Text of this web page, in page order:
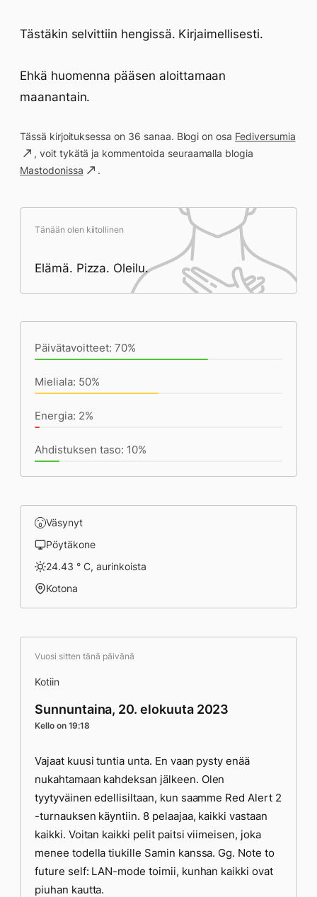
Tästäkin selvittiin hengissä. Kirjaimellisesti.
Ehkä huomenna pääsen aloittamaan
maanantain.
Tässä kirjoituksessa on 36 sanaa. Blogi on osa Fediversumia
, voit tykätä ja kommentoida seuraamalla blogia
Mastodonissa
.
Tänään olen kiitollinen
Elämä. Pizza. Oleilu.
Päivätavoitteet: 70%
Mieliala: 50%
Energia: 2%
Ahdistuksen taso: 10%
Väsynyt
Pöytäkone
24.43 ° C, aurinkoista
Kotona
Vuosi sitten tänä päivänä
Kotiin
Sunnuntaina, 20. elokuuta 2023
Kello on 19:18
Vajaat kuusi tuntia unta. En vaan pysty enää
nukahtamaan kahdeksan jälkeen. Olen
tyytyväinen edellisiltaan, kun saamme Red Alert 2
-turnauksen käyntiin. 8 pelaajaa, kaikki vastaan
kaikki. Voitan kaikki pelit paitsi viimeisen, joka
menee todella tiukille Samin kanssa. Gg. Note to
future self: LAN-mode toimii, kunhan kaikki ovat
piuhan kautta.